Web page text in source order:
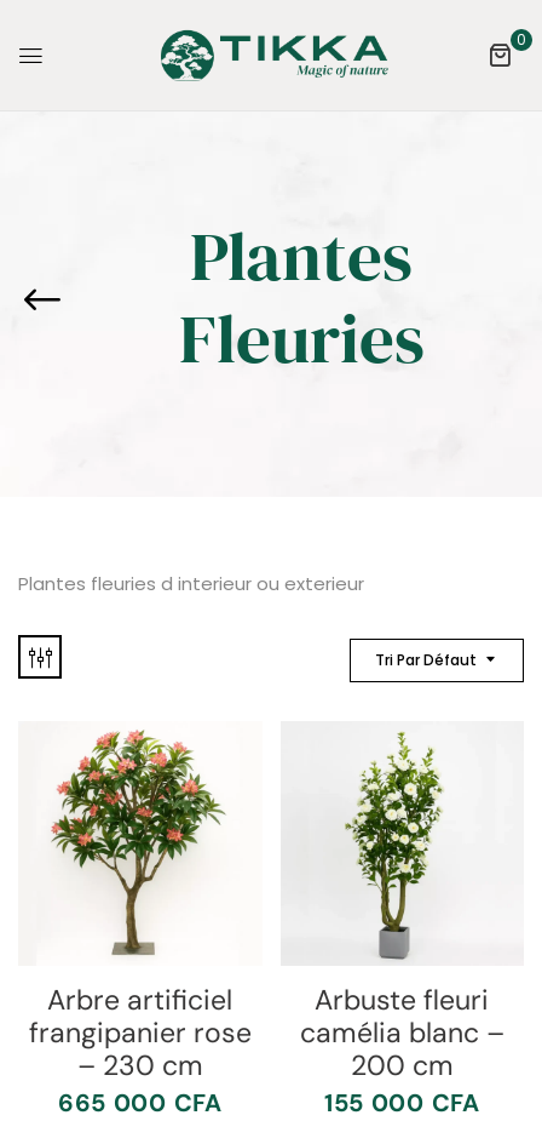
0
Plantes
Fleuries
Plantes fleuries d interieur ou exterieur
Tri Par Défaut
Arbre artificiel
frangipanier rose
– 230 cm
665 000 CFA
Arbuste fleuri
camélia blanc –
200 cm
155 000 CFA